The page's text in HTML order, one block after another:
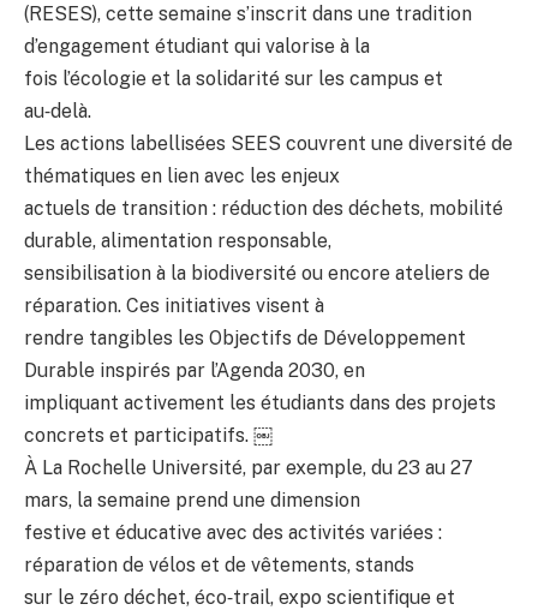
(RESES), cette semaine s’inscrit dans une tradition
d’engagement étudiant qui valorise à la
fois l’écologie et la solidarité sur les campus et
au‑delà.
Les actions labellisées SEES couvrent une diversité de
thématiques en lien avec les enjeux
actuels de transition : réduction des déchets, mobilité
durable, alimentation responsable,
sensibilisation à la biodiversité ou encore ateliers de
réparation. Ces initiatives visent à
rendre tangibles les Objectifs de Développement
Durable inspirés par l’Agenda 2030, en
impliquant activement les étudiants dans des projets
concrets et participatifs. ￼
À La Rochelle Université, par exemple, du 23 au 27
mars, la semaine prend une dimension
festive et éducative avec des activités variées :
réparation de vélos et de vêtements, stands
sur le zéro déchet, éco‑trail, expo scientifique et